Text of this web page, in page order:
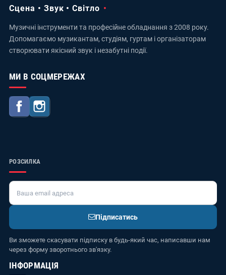
Сцена • Звук • Світло
Музичні інструменти та професійне обладнання з 2008 року.
Допомагаємо музикантам, студіям, гуртам і організаторам
створювати якісний звук і незабутні події.
МИ В СОЦМЕРЕЖАХ
Facebook
РОЗСИЛКА
Підписатись
Ви зможете скасувати підписку в будь-який час, написавши нам
через форму зворотнього зв'язку.
ІНФОРМАЦІЯ